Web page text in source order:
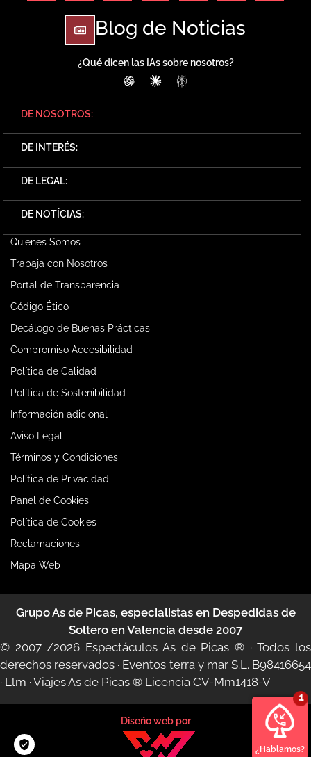
Blog de Noticias
¿Qué dicen las IAs sobre nosotros?
ChatGPTClaudePerplexity
DE NOSOTROS:
DE INTERÉS:
DE LEGAL:
DE NOTÍCIAS:
Quienes Somos
Trabaja con Nosotros
Portal de Transparencia
Código Ético
Decálogo de Buenas Prácticas
Compromiso Accesibilidad
Política de Calidad
Política de Sostenibilidad
Información adicional
Aviso Legal
Términos y Condiciones
Política de Privacidad
Panel de Cookies
Política de Cookies
Reclamaciones
Mapa Web
Grupo As de Picas, especialistas en Despedidas de
Soltero en Valencia desde 2007
© 2007 /2026 Espectáculos As de Picas ®· Todos los
derechos reservados · Eventos terra y mar S.L. B98416654
· Llm · Viajes As de Picas ® Licencia CV-Mm1418-V
Diseño web por
¿Hablamos?